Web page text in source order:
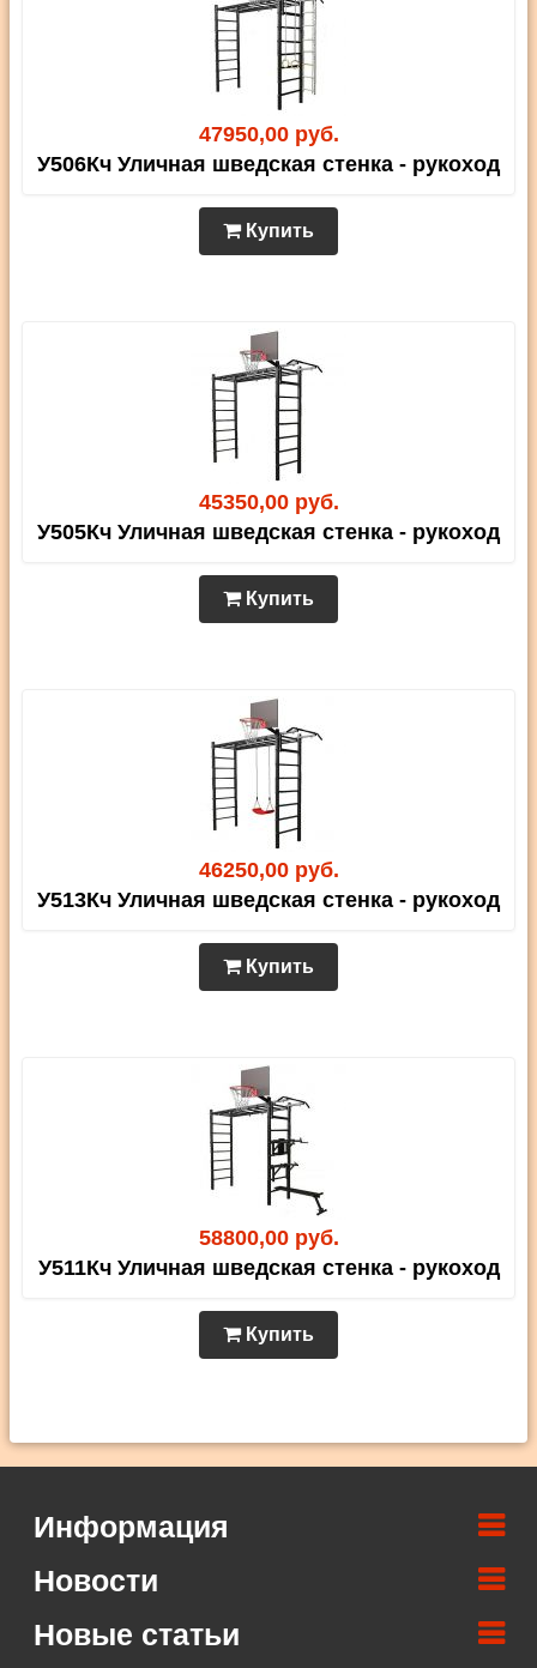
47950,00 руб.
У506Кч Уличная шведская стенка - рукоход
Купить
45350,00 руб.
У505Кч Уличная шведская стенка - рукоход
Купить
46250,00 руб.
У513Кч Уличная шведская стенка - рукоход
Купить
58800,00 руб.
У511Кч Уличная шведская стенка - рукоход
Купить
Информация
Новости
Новые статьи